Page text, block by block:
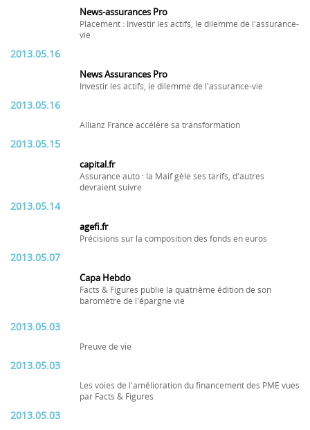
News-assurances Pro
Placement : Investir les actifs, le dilemme de l'assurance-
vie
2013.05.16
News Assurances Pro
Investir les actifs, le dilemme de l'assurance-vie
2013.05.16
Allianz France accélère sa transformation
2013.05.15
capital.fr
Assurance auto : la Maif gèle ses tarifs, d'autres
devraient suivre
2013.05.14
agefi.fr
Précisions sur la composition des fonds en euros
2013.05.07
Capa Hebdo
Facts & Figures publie la quatrième édition de son
baromètre de l'épargne vie
2013.05.03
Preuve de vie
2013.05.03
Les voies de l'amélioration du financement des PME vues
par Facts & Figures
2013.05.03